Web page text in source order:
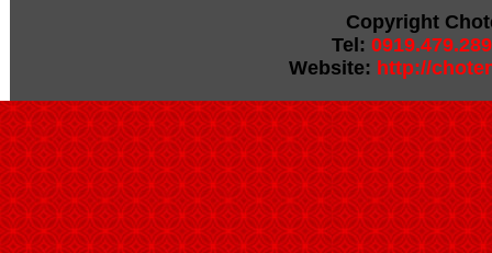
Copyright
Tel: 0919.479.289
Website: http://